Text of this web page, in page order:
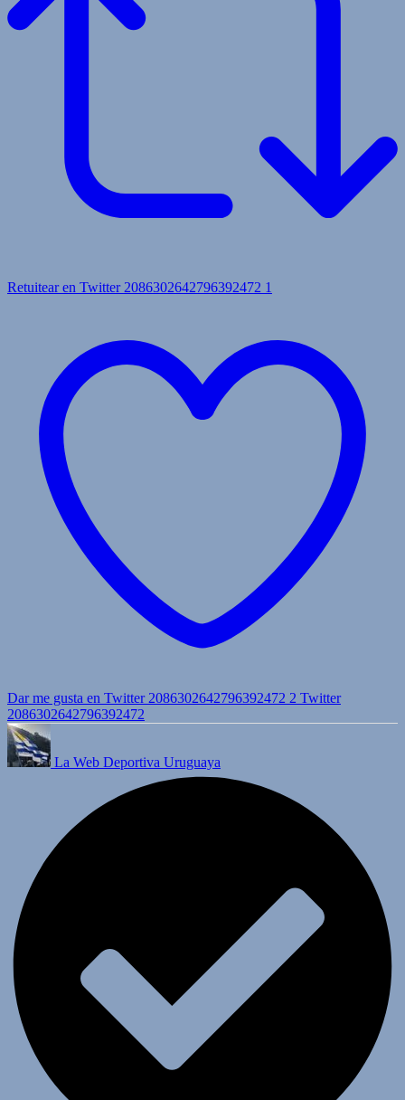
Retuitear en Twitter 2086302642796392472 1
Dar me gusta en Twitter 2086302642796392472 2 Twitter
2086302642796392472
La Web Deportiva Uruguaya